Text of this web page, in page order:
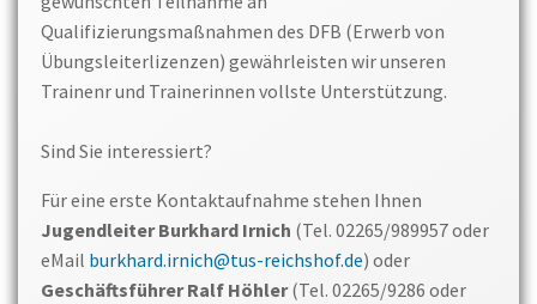
Qualifizierungsmaßnahmen des DFB (Erwerb von
Übungsleiterlizenzen) gewährleisten wir unseren
Trainenr und Trainerinnen vollste Unterstützung.
Sind Sie interessiert?
Für eine erste Kontaktaufnahme stehen Ihnen
Jugendleiter Burkhard Irnich (Tel. 02265/989957 oder
eMail burkhard.irnich@tus-reichshof.de) oder
Geschäftsführer Ralf Höhler(Tel. 02265/9286 oder